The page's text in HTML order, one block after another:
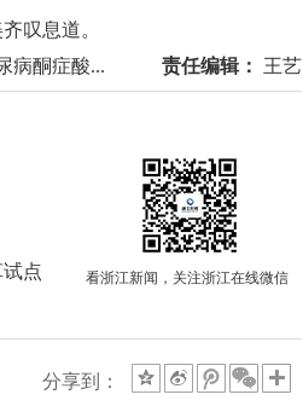
叹息道。
病酮症酸... 责任编辑： 王艺
看浙江新闻，关注浙江在线微信
点
分享到：